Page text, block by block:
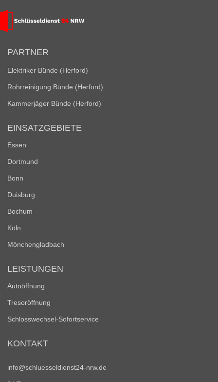
PARTNER
Elektriker Bünde (Herford)
Rohrreinigung Bünde (Herford)
Kammerjäger Bünde (Herford)
EINSATZGEBIETE
Essen
Dortmund
Bonn
Duisburg
Bochum
Köln
Mönchengladbach
LEISTUNGEN
Autoöffnung
Tresoröffnung
Schlosswechsel-Sofortservice
KONTAKT
info@schluesseldienst24-nrw.de